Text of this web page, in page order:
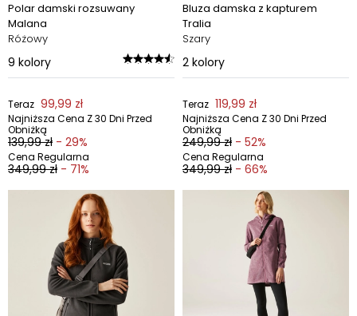
Polar damski rozsuwany
Malana
Różowy
9 kolory
Teraz 99,99 zł
Najniższa Cena Z 30 Dni Przed
Obniżką
139,99 zł - 29%
Cena Regularna
349,99 zł - 71%
Bluza damska z kapturem
Tralia
Szary
2 kolory
Teraz 119,99 zł
Najniższa Cena Z 30 Dni Przed
Obniżką
249,99 zł - 52%
Cena Regularna
349,99 zł - 66%